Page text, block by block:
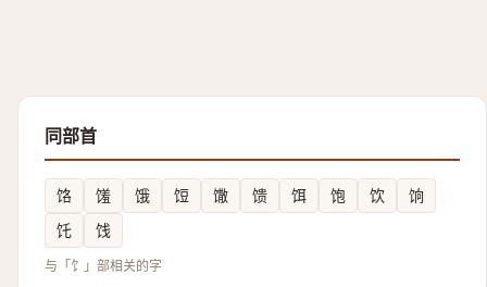
同部首
饹 馐 饿 饾 馓 馈 饵 饱 饮
饷
饦
饯
与「饣」部相关的字